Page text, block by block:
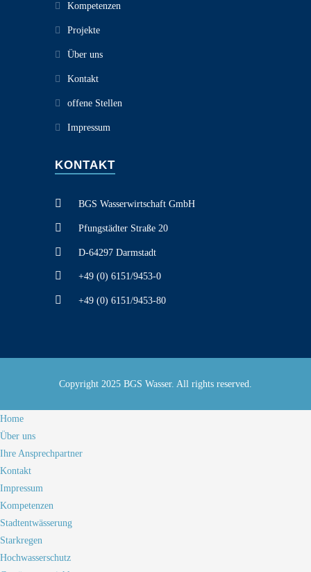
Kompetenzen
Projekte
Über uns
Kontakt
offene Stellen
Impressum
KONTAKT
BGS Wasserwirtschaft GmbH
Pfungstädter Straße 20
D-64297 Darmstadt
+49 (0) 6151/9453-0
+49 (0) 6151/9453-80
Copyright 2025 BGS Wasser. All rights reserved.
Home
Über uns
Ihre Ansprechpartner
Kontakt
Impressum
Kompetenzen
Stadtentwässerung
Starkregen
Hochwasserschutz